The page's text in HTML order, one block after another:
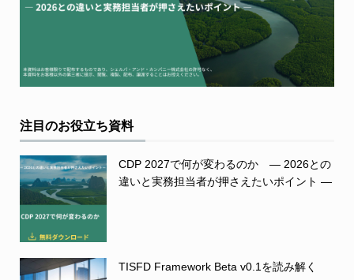
注目のお役立ち資料
CDP 2027で何が変わるのか ― 2026との
違いと実務担当者が押さえたいポイント ―
TISFD Framework Beta v0.1を読み解く